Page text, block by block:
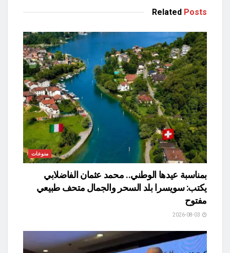
Related Posts
منوعات
بمناسبة عيدها الوطني.. محمد عثمان الفاضلابي
يكتب: سويسرا بلد السحر والجمال متحف طبيعي
مفتوح